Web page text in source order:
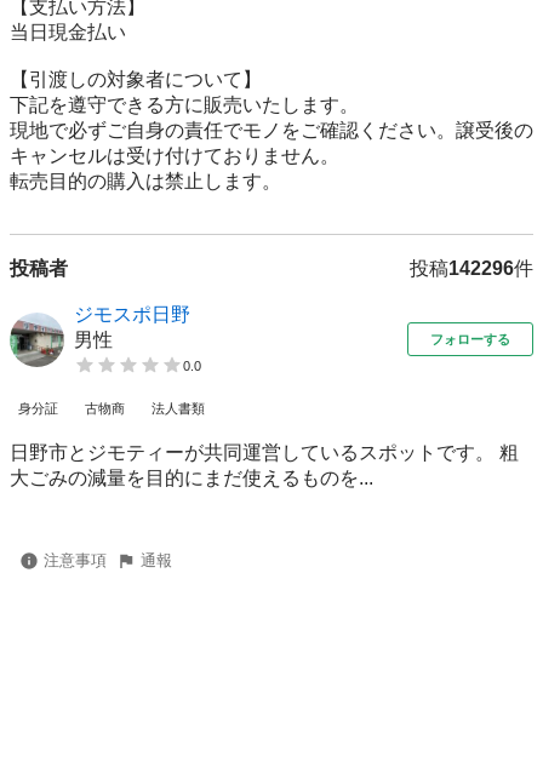
【⽀払い⽅法】
当日現金払い
【引渡しの対象者について】
下記を遵守できる⽅に販売いたします。
現地で必ずご⾃⾝の責任でモノをご確認ください。譲受後の
キャンセルは受け付けておりません。
転売⽬的の購⼊は禁⽌します。
投稿者 投稿142296件
ジモスポ日野
男性
0.0
フォローする
身分証 古物商 法人書類
日野市とジモティーが共同運営しているスポットです。 粗
⼤ごみの減量を⽬的にまだ使えるものを...
注意事項 通報